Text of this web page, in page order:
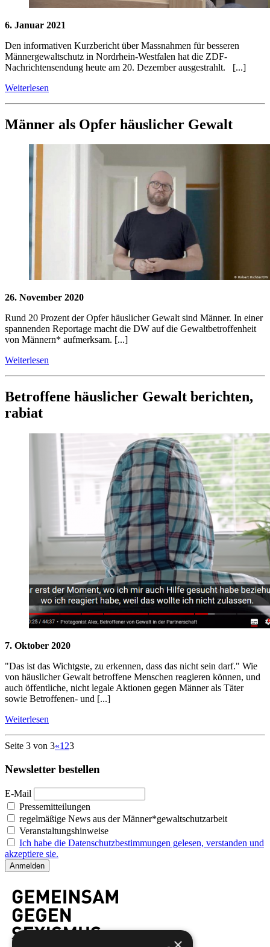
6. Januar 2021
Den informativen Kurzbericht über Massnahmen für besseren
Männergewaltschutz in Nordrhein-Westfalen hat die ZDF-
Nachrichtensendung heute am 20. Dezember ausgestrahlt. [...]
Weiterlesen
Männer als Opfer häuslicher Gewalt
26. November 2020
Rund 20 Prozent der Opfer häuslicher Gewalt sind Männer. In einer
spannenden Reportage macht die DW auf die Gewaltbetroffenheit
von Männern* aufmerksam. [...]
Weiterlesen
Betroffene häuslicher Gewalt berichten,
rabiat
7. Oktober 2020
"Das ist das Wichtgste, zu erkennen, dass das nicht sein darf." Wie
von häuslicher Gewalt betroffene Menschen reagieren können, und
auch öffentliche, nicht legale Aktionen gegen Männer als Täter
sowie Betroffenen- und [...]
Weiterlesen
Seite 3 von 3«1 23
Newsletter bestellen
E-Mail
Pressemitteilungen
regelmäßige News aus der Männer*gewaltschutzarbeit
Veranstaltungshinweise
Ich habe die Datenschutzbestimmungen gelesen, verstanden und
akzeptiere sie.